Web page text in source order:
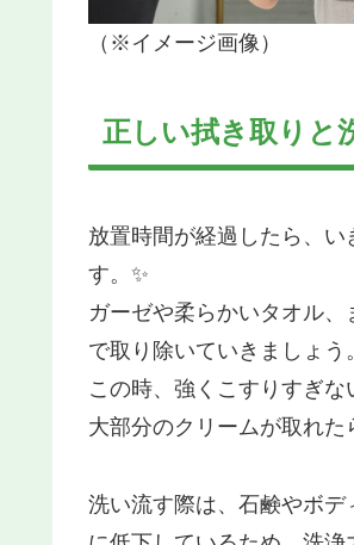
（※イメージ画像）
正しい拭き取りと
放置時間が経過したら、
す。✨
ガーゼや柔らかいタオル
で取り除いていきましょう。
この時、強くこすりすぎな
大部分のクリームが取れた
洗い流す際は、石鹸やボ